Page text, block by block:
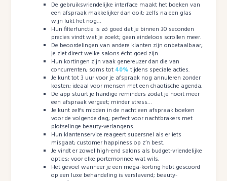
De gebruiksvriendelijke interface maakt het boeken van
een afspraak makkelijker dan ooit; zelfs na een glas
wijn lukt het nog…
Hun filterfunctie is zó goed dat je binnen 30 seconden
precies vindt wat je zoekt; geen eindeloos scrollen meer.
De beoordelingen van andere klanten zijn onbetaalbaar;
je ziet direct welke salons écht goed zijn.
Hun kortingen zijn vaak genereuzer dan die van
concurrenten; soms tot 40% tijdens speciale acties.
Je kunt tot 3 uur voor je afspraak nog annuleren zonder
kosten; ideaal voor mensen met een chaotische agenda.
De app stuurt je handige reminders zodat je nooit meer
een afspraak vergeet; minder stress…
Je kunt zelfs midden in de nacht een afspraak boeken
voor de volgende dag; perfect voor nachtbrakers met
plotselinge beauty-verlangens.
Hun klantenservice reageert supersnel als er iets
misgaat; customer happiness op z’n best.
Je vindt er zowel high-end salons als budget-vriendelijke
opties; voor elke portemonnee wat wils.
Het gevoel wanneer je een mega-korting hebt gescoord
op een luxe behandeling is verslavend; beauty-